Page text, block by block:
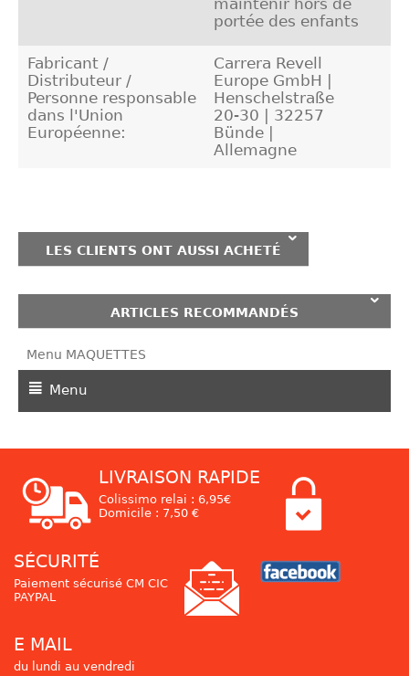
maintenir hors de
portée des enfants
Fabricant /
Distributeur /
Personne responsable
dans l'Union
Européenne:
Carrera Revell
Europe GmbH |
Henschelstraße
20-30 | 32257
Bünde |
Allemagne
LES CLIENTS ONT AUSSI ACHETÉ
ARTICLES RECOMMANDÉS
Menu MAQUETTES
Menu
LIVRAISON RAPIDE
Colissimo relai : 6,95€
Domicile : 7,50 €
SÉCURITÉ
Paiement sécurisé CM CIC
PAYPAL
E MAIL
du lundi au vendredi